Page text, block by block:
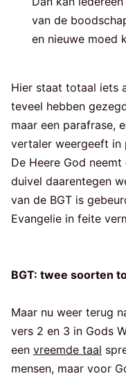
van de
en nieuwe moed
Hier staat totaal iets
teveel hebben
maar een parafrase,
vertaler weergeeft in
De Heere God
duivel daarentegen
van de BGT is
Evangelie in feite
BGT: twee soorten
Maar nu weer terug
vers 2 en 3 in Gods
een vreemde taal
mensen, maar voor